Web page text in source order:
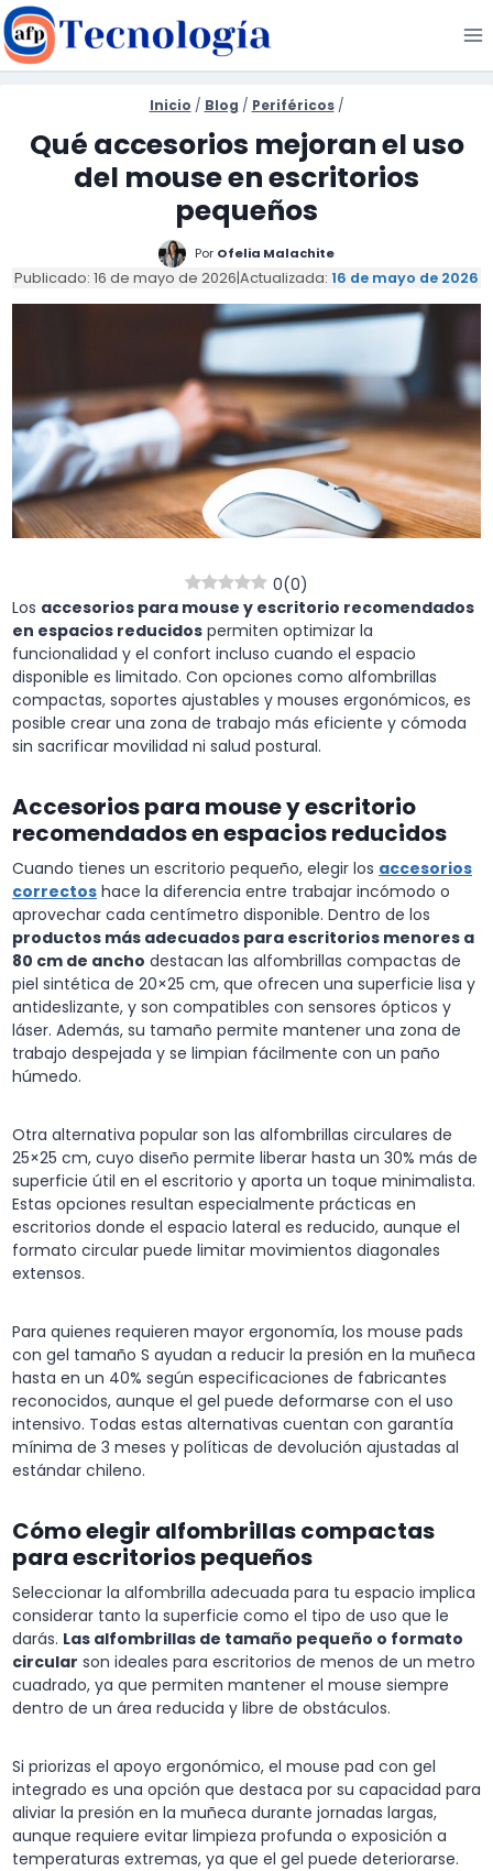
Saltar
al
contenido
Inicio / Blog / Periféricos /
Qué accesorios mejoran el uso
del mouse en escritorios
pequeños
Por Ofelia Malachite
Publicado: 16 de mayo de 2026|Actualizada: 16 de mayo de 2026
0(0)
Los accesorios para mouse y escritorio recomendados
en espacios reducidos permiten optimizar la
funcionalidad y el confort incluso cuando el espacio
disponible es limitado. Con opciones como alfombrillas
compactas, soportes ajustables y mouses ergonómicos, es
posible crear una zona de trabajo más eficiente y cómoda
sin sacrificar movilidad ni salud postural.
Accesorios para mouse y escritorio
recomendados en espacios reducidos
Cuando tienes un escritorio pequeño, elegir los accesorios
correctos hace la diferencia entre trabajar incómodo o
aprovechar cada centímetro disponible. Dentro de los
productos más adecuados para escritorios menores a
80 cm de ancho destacan las alfombrillas compactas de
piel sintética de 20×25 cm, que ofrecen una superficie lisa y
antideslizante, y son compatibles con sensores ópticos y
láser. Además, su tamaño permite mantener una zona de
trabajo despejada y se limpian fácilmente con un paño
húmedo.
Otra alternativa popular son las alfombrillas circulares de
25×25 cm, cuyo diseño permite liberar hasta un 30% más de
superficie útil en el escritorio y aporta un toque minimalista.
Estas opciones resultan especialmente prácticas en
escritorios donde el espacio lateral es reducido, aunque el
formato circular puede limitar movimientos diagonales
extensos.
Para quienes requieren mayor ergonomía, los mouse pads
con gel tamaño S ayudan a reducir la presión en la muñeca
hasta en un 40% según especificaciones de fabricantes
reconocidos, aunque el gel puede deformarse con el uso
intensivo. Todas estas alternativas cuentan con garantía
mínima de 3 meses y políticas de devolución ajustadas al
estándar chileno.
Cómo elegir alfombrillas compactas
para escritorios pequeños
Seleccionar la alfombrilla adecuada para tu espacio implica
considerar tanto la superficie como el tipo de uso que le
darás. Las alfombrillas de tamaño pequeño o formato
circular son ideales para escritorios de menos de un metro
cuadrado, ya que permiten mantener el mouse siempre
dentro de un área reducida y libre de obstáculos.
Si priorizas el apoyo ergonómico, el mouse pad con gel
integrado es una opción que destaca por su capacidad para
aliviar la presión en la muñeca durante jornadas largas,
aunque requiere evitar limpieza profunda o exposición a
temperaturas extremas, ya que el gel puede deteriorarse.